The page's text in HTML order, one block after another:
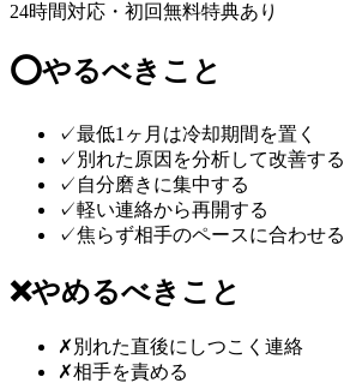
24時間対応・初回無料特典あり
⭕やるべきこと
✓最低1ヶ月は冷却期間を置く
✓ 別れた原因を分析して改善する
✓ 自分磨きに集中する
✓軽い連絡から再開する
✓焦らず相手のペースに合わせる
❌やめるべきこと
✗ 別れた直後にしつこく連絡
✗相手を責める